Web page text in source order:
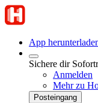
App
Sichere dir
Anmelden
Mehr zu
Posteingang